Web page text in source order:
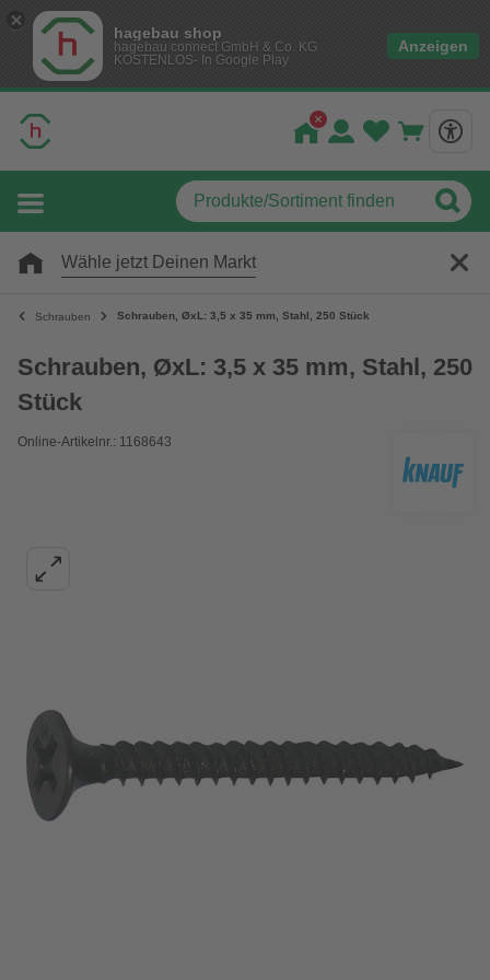
hagebau shop
hagebau connect GmbH & Co. KG
KOSTENLOS- In Google Play
Anzeigen
Wähle jetzt Deinen Markt
Schrauben Schrauben, ØxL: 3,5 x 35 mm, Stahl, 250 Stück
Schrauben, ØxL: 3,5 x 35 mm, Stahl, 250
Stück
Online-Artikelnr.: 1168643